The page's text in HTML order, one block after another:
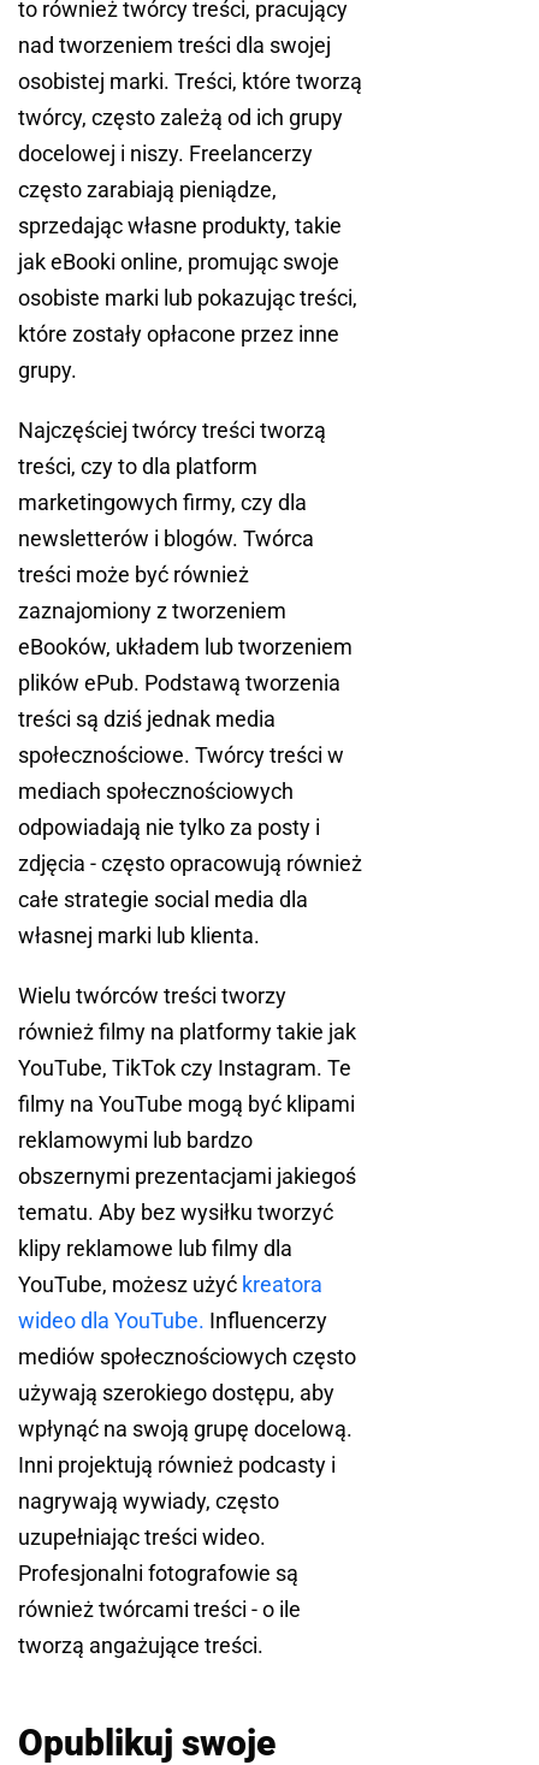
to również twórcy treści, pracujący
nad tworzeniem treści dla swojej
osobistej marki. Treści, które tworzą
twórcy, często zależą od ich grupy
docelowej i niszy. Freelancerzy
często zarabiają pieniądze,
sprzedając własne produkty, takie
jak eBooki online, promując swoje
osobiste marki lub pokazując treści,
które zostały opłacone przez inne
grupy.
Najczęściej twórcy treści tworzą
treści, czy to dla platform
marketingowych firmy, czy dla
newsletterów i blogów. Twórca
treści może być również
zaznajomiony z tworzeniem
eBooków, układem lub tworzeniem
plików ePub. Podstawą tworzenia
treści są dziś jednak media
społecznościowe. Twórcy treści w
mediach społecznościowych
odpowiadają nie tylko za posty i
zdjęcia - często opracowują również
całe strategie social media dla
własnej marki lub klienta.
Wielu twórców treści tworzy
również filmy na platformy takie jak
YouTube, TikTok czy Instagram. Te
filmy na YouTube mogą być klipami
reklamowymi lub bardzo
obszernymi prezentacjami jakiegoś
tematu. Aby bez wysiłku tworzyć
klipy reklamowe lub filmy dla
YouTube, możesz użyć kreatora
wideo dla YouTube. Influencerzy
mediów społecznościowych często
używają szerokiego dostępu, aby
wpłynąć na swoją grupę docelową.
Inni projektują również podcasty i
nagrywają wywiady, często
uzupełniając treści wideo.
Profesjonalni fotografowie są
również twórcami treści - o ile
tworzą angażujące treści.
Opublikuj swoje